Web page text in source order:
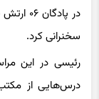
در
سخنرانی کرد.
رئیسی در این
درس‌هایی از